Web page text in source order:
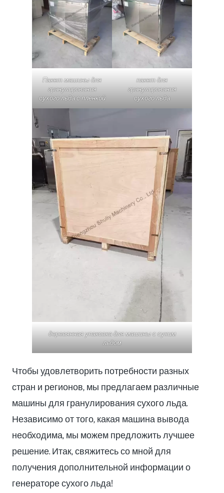
Пакет машины для
гранулирования
сухого льда с пленкой
пакет для
гранулирования
сухого льда
деревянная упаковка для машины с сухим
льдом
Чтобы удовлетворить потребности разных
стран и регионов, мы предлагаем различные
машины для гранулирования сухого льда.
Независимо от того, какая машина вывода
необходима, мы можем предложить лучшее
решение. Итак, свяжитесь со мной для
получения дополнительной информации о
генераторе сухого льда!